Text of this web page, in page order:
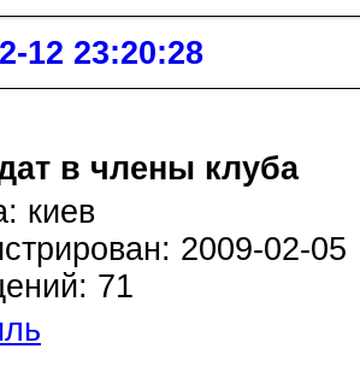
12 23:20:28
в члены клуба
киев
2009-02-05
71